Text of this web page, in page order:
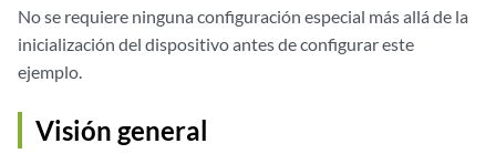
No se requiere ninguna configuración especial más allá de la
inicialización del dispositivo antes de configurar este
ejemplo.
Visión general